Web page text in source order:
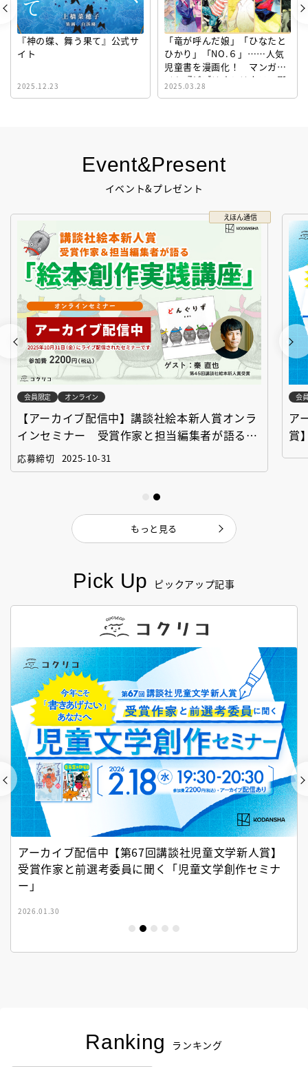
Pick Up ピックアップ記事
アーカイブ配信中【第67回講談社児童文学新人賞】
受賞作家と前選考委員に聞く「児童文学創作セミナ
ー」
2026.01.30
Ranking ランキング
Event&Present
イベント&プレゼント
えほん通信
会員限定 オンライン
【アーカイブ配信中】講談社絵本新人賞オンラ
インセミナー 受賞作家と担当編集者が語る
「絵本創作実践講座」
応募締切 2025-10-31
会
ア
賞
もっと見る
『神の蝶、舞う果て』公式サ
イト
2025.12.23
「竜が呼んだ娘」「ひなたと
ひかり」「NO.６」……人気
児童書を漫画化！ マンガサ
イト『ビブリオシリウス』誕
生！
2025.03.28